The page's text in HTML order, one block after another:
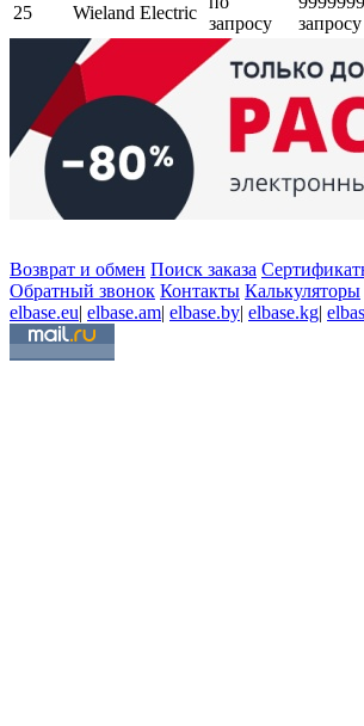
25 Wieland Electric
запросу
запросу
Возврат и обмен Поиск заказа
Обратный звонок Контакты Калькуляторы
elbase.eu| elbase.am| elbase.by| elbase.kg|